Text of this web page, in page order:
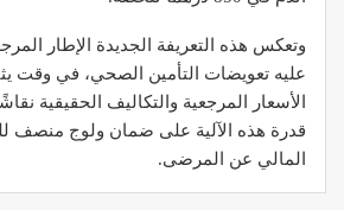
وتعكس هذه التعريفة الجديدة الإطار
عليه تعويضات التأمين الصحي، في وقت
الأسعار المرجعية والتكاليف الحقيقية
قدرة هذه الآلية على ضمان ولوج منصف
المالي عن المرضى.